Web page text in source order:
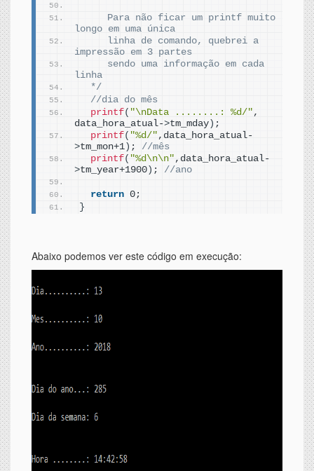
     Para não ficar um printf muito
longo em uma única
     linha de comando, quebrei a
impressão em 3 partes
     sendo uma informação em cada
linha
  */
//dia do mês
printf( "\nData ........: %d/" ,
data_hora_atual->tm_mday ) ;
printf( "%d/" ,data_hora_atual-
>tm_mon+1 ) ; //mês
printf( "%d\n\n" ,data_hora_atual-
>tm_year+1900 ) ; //ano
return 0;
}
Abaixo podemos ver este código em execução: